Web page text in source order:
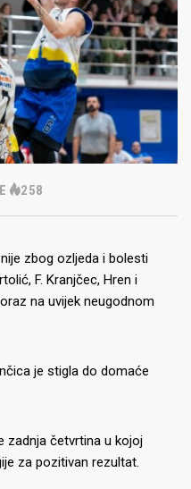
258
zbog ozljeda i bolesti
F. Kranjčec, Hren i
na uvijek neugodnom
je stigla do domaće
zadnja četvrtina u kojoj
za pozitivan rezultat.